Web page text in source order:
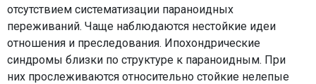
отсутствием систематизации параноидных
переживаний. Чаще наблюдаются нестойкие идеи
отношения и преследования. Ипохондрические
синдромы близки по структуре к параноидным. При
них прослеживаются относительно стойкие нелепые